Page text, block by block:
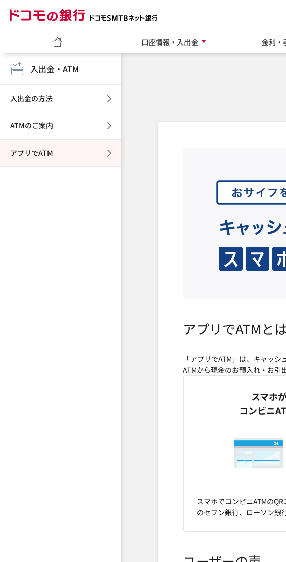
口座情報・入出金 金利・
アプリでATMと
「アプリでATM」は、キャッ
ATMから現金のお預入れ・お引
スマホ
コンビニ
スマホでコンビニATMの
のセブン銀行、ローソン銀
入出金・ATM
入出金の方法
ATMのご案内
アプリでATM